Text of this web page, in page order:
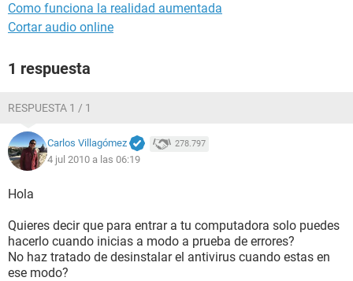
Como funciona la realidad aumentada
Cortar audio online
1 respuesta
RESPUESTA 1 / 1
Carlos Villagómez 278.797
4 jul 2010 a las 06:19
Hola
Quieres decir que para entrar a tu computadora solo puedes
hacerlo cuando inicias a modo a prueba de errores?
No haz tratado de desinstalar el antivirus cuando estas en
ese modo?